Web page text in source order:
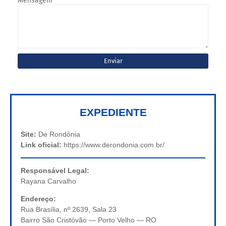
EXPEDIENTE
Site: De Rondônia
Link oficial: https://www.derondonia.com.br/
Responsável Legal:
Rayana Carvalho
Endereço:
Rua Brasília, nº 2639, Sala 23
Bairro São Cristóvão — Porto Velho — RO